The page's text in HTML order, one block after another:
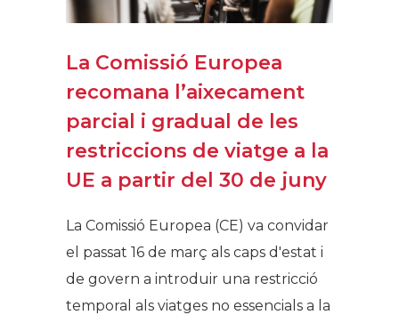
La Comissió Europea
recomana l’aixecament
parcial i gradual de les
restriccions de viatge a la
UE a partir del 30 de juny
La Comissió Europea (CE) va convidar
el passat 16 de març als caps d'estat i
de govern a introduir una restricció
temporal als viatges no essencials a la